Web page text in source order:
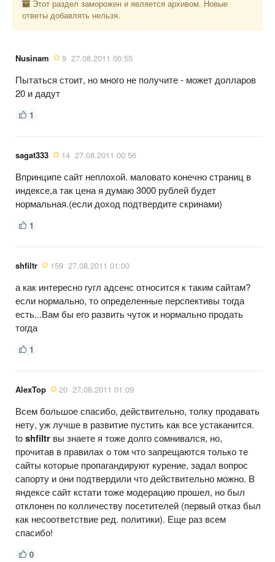
Этот раздел заморожен и является архивом. Новые
ответы добавлять нельзя.
Nusinam 9 27.08.2011 00:55
Пытаться стоит, но много не получите - может долларов
20 и дадут
1
sagat333 14 27.08.2011 00:56
Впринципе сайт неплохой. маловато конечно страниц в
индексе,а так цена я думаю 3000 рублей будет
нормальная.(если доход подтвердите скринами)
1
shfiltr 159 27.08.2011 01:00
а как интересно гугл адсенс относится к таким сайтам?
если нормально, то определенные перспективы тогда
есть...Вам бы его развить чуток и нормально продать
тогда
1
AlexTop 20 27.08.2011 01:09
Всем большое спасибо, действительно, толку продавать
нету, уж лучше в развитие пустить как все устаканится.
toshfiltr вы знаете я тоже долго сомнивался, но,
прочитав в правилах о том что запрещаются только те
сайты которые пропагандируют курение, задал вопрос
сапорту и они подтвердили что действительно можно. В
яндексе сайт кстати тоже модерацию прошел, но был
отклонен по колличеству посетителей (первый отказ был
как несоответствие ред. политики). Еще раз всем
спасибо!
0